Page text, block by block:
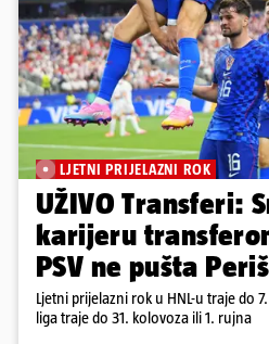
LJETNI PRIJELAZNI ROK
UŽIVO Transferi:
karijeru
PSV ne pušta
Ljetni prijelazni rok u HNL-u traje do
liga traje do 31. kolovoza ili 1. rujna